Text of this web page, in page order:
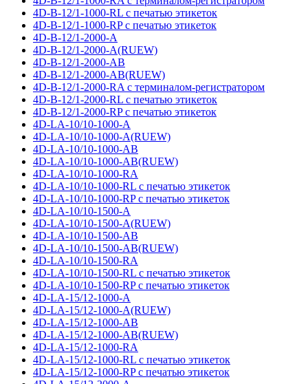
4D-B-12/1-1000-RL с печатью этикеток
4D-B-12/1-1000-RP с печатью этикеток
4D-B-12/1-2000-A
4D-B-12/1-2000-A(RUEW)
4D-B-12/1-2000-AB
4D-B-12/1-2000-AB(RUEW)
4D-B-12/1-2000-RA с терминалом-регистратором
4D-B-12/1-2000-RL с печатью этикеток
4D-B-12/1-2000-RP с печатью этикеток
4D-LA-10/10-1000-A
4D-LA-10/10-1000-A(RUEW)
4D-LA-10/10-1000-AB
4D-LA-10/10-1000-AB(RUEW)
4D-LA-10/10-1000-RA
4D-LA-10/10-1000-RL с печатью этикеток
4D-LA-10/10-1000-RP с печатью этикеток
4D-LA-10/10-1500-A
4D-LA-10/10-1500-A(RUEW)
4D-LA-10/10-1500-AB
4D-LA-10/10-1500-AB(RUEW)
4D-LA-10/10-1500-RA
4D-LA-10/10-1500-RL с печатью этикеток
4D-LA-10/10-1500-RP с печатью этикеток
4D-LA-15/12-1000-A
4D-LA-15/12-1000-A(RUEW)
4D-LA-15/12-1000-AB
4D-LA-15/12-1000-AB(RUEW)
4D-LA-15/12-1000-RA
4D-LA-15/12-1000-RL с печатью этикеток
4D-LA-15/12-1000-RP с печатью этикеток